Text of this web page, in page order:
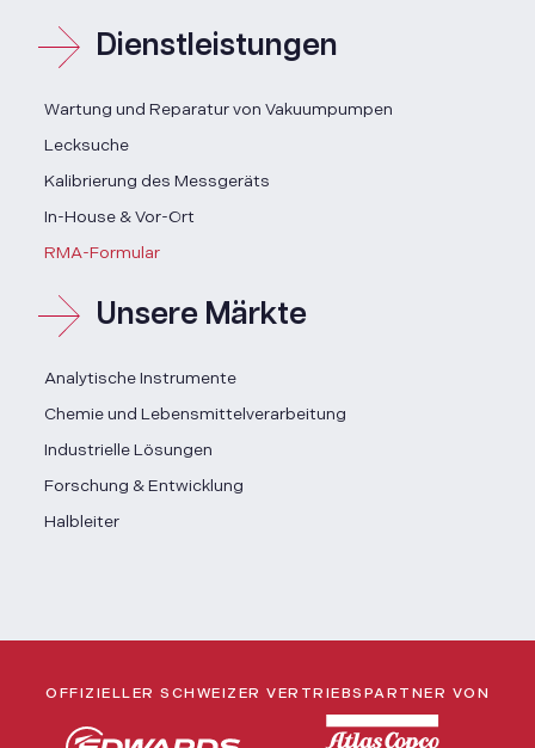
Dienstleistungen
Wartung und Reparatur von Vakuumpumpen
Lecksuche
Kalibrierung des Messgeräts
In-House & Vor-Ort
RMA-Formular
Unsere Märkte
Analytische Instrumente
Chemie und Lebensmittelverarbeitung
Industrielle Lösungen
Forschung & Entwicklung
Halbleiter
OFFIZIELLER SCHWEIZER VERTRIEBSPARTNER VON